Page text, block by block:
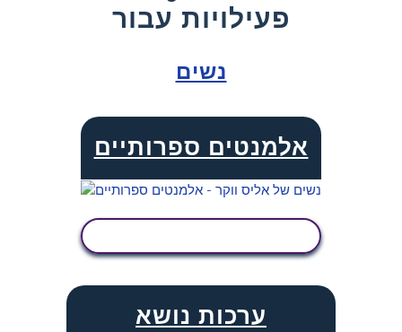
פעילויות עבור
נשים
אלמנטים ספרותיים
ערכות נושא